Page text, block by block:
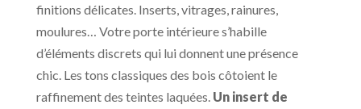
finitions délicates. Inserts, vitrages, rainures,
moulures… Votre porte intérieure s’habille
d’éléments discrets qui lui donnent une présence
chic. Les tons classiques des bois côtoient le
raffinement des teintes laquées. Un insert de